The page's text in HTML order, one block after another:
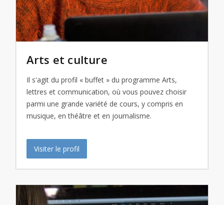
Arts et culture
Il s'agit du profil « buffet » du programme Arts,
lettres et communication, où vous pouvez choisir
parmi une grande variété de cours, y compris en
musique, en théâtre et en journalisme.
Visiter le profil
Outils
Menu principal
Qui vous êtes